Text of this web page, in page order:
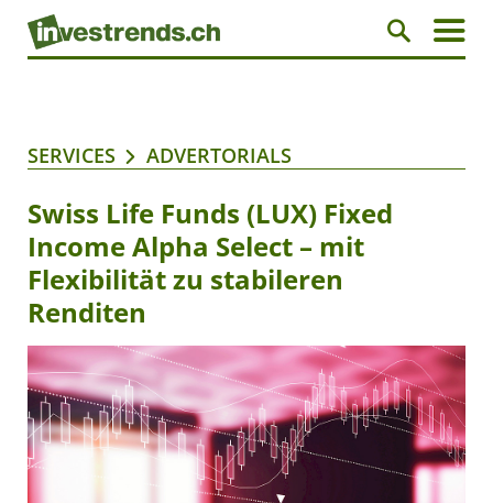
SERVICES ADVERTORIALS
Swiss Life Funds (LUX) Fixed
Income Alpha Select – mit
Flexibilität zu stabileren
Renditen